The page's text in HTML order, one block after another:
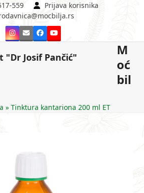
559
Prijava korisnika
Instagram
EmailFacebookYouTube
Josif Pančić"
M
oć
bil
»Tinktura kantariona 200 ml ET